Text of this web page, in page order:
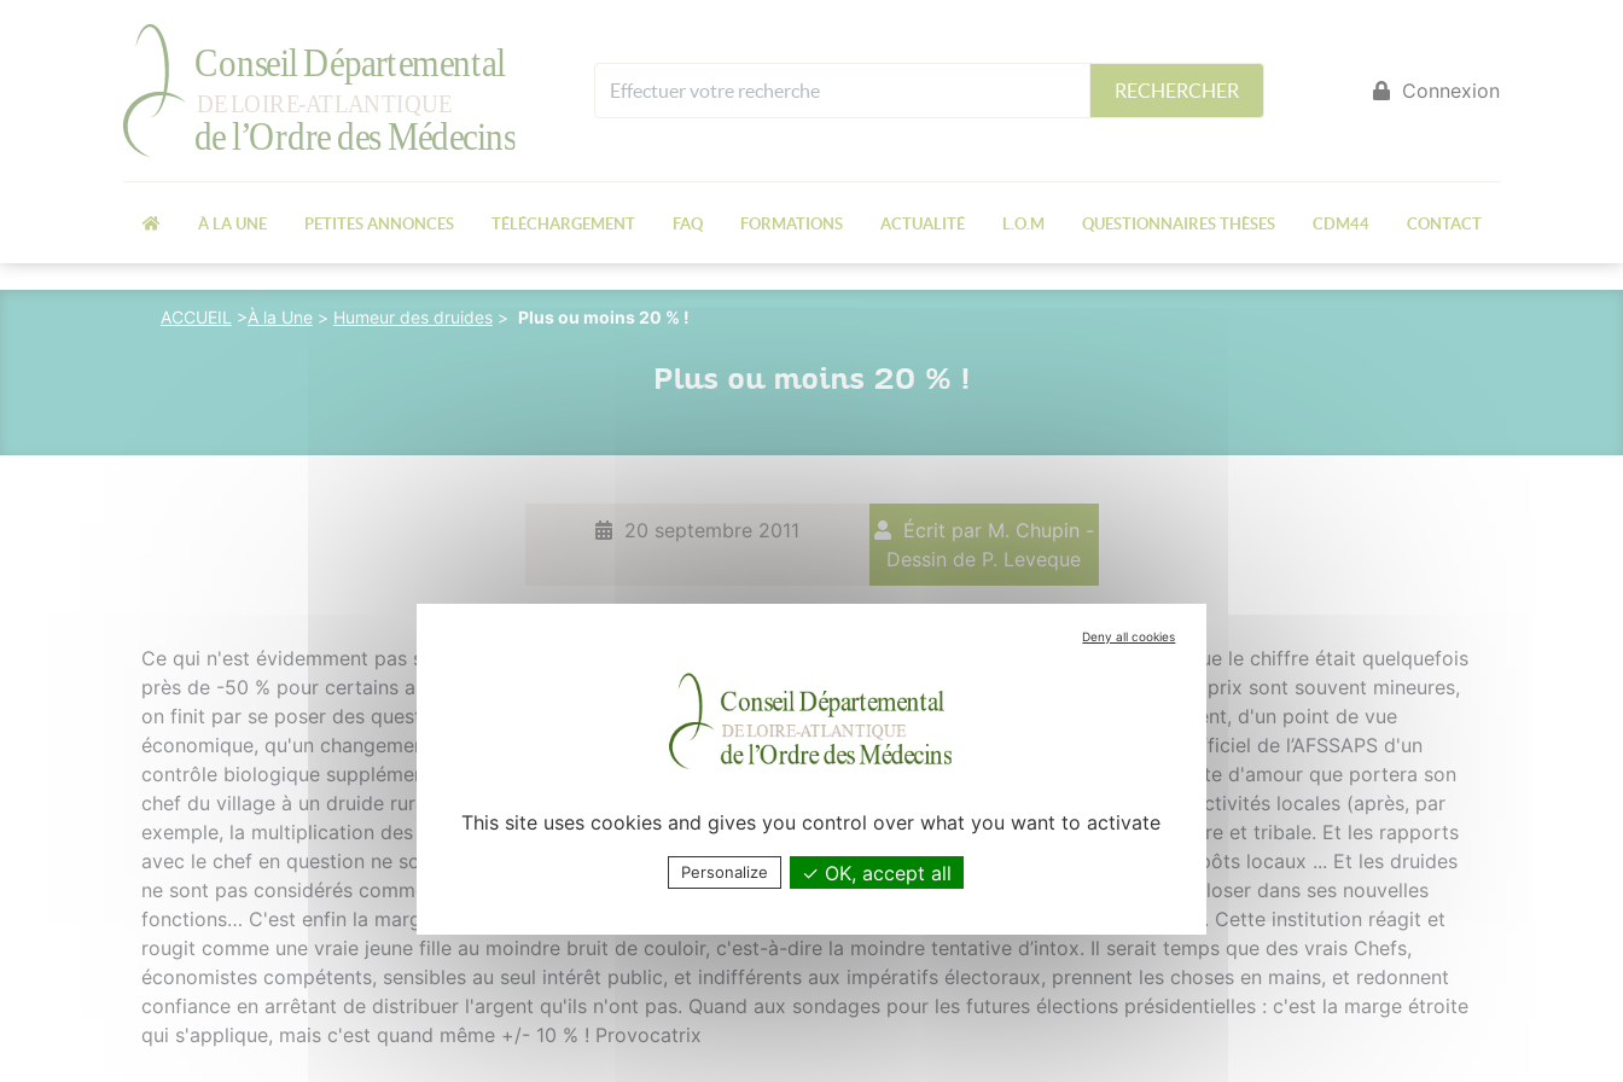
RECHERCHER Connexion
À LA UNE PETITES ANNONCES TÉLÉCHARGEMENT FAQ FORMATIONS ACTUALITÉ L.O.M QUESTIONNAIRES THÈSES CDM44 CONTACT
ACCUEIL >À la Une > Humeur des druides > Plus ou moins 20 % !
Plus ou moins 20 % !
20 septembre 2011
Écrit par M. Chupin -
Dessin de P. Leveque
Ce qui n'est évidemment pas sans faire peur pour certains produits (et récemment a même été émise l'hypothèse que le chiffre était quelquefois
près de -50 % pour certains antibiotiques injectables) ! Et quand on se rend compte, en plus, que les différences de prix sont souvent mineures,
on finit par se poser des questions. En tout cas, il serait souhaitable de revoir toute la réglementation. Il est incohérent, d'un point de vue
économique, qu'un changement de marque de lévothyroxine (quelques centimes d’euro) se traduise par le conseil officiel de l’AFSSAPS d'un
contrôle biologique supplémentaire (nettement plus cher) deux mois plus tard. C'est également la modulation de côte d'amour que portera son
chef du village à un druide rural, selon que ce dernier acceptera ou non de jouer au nouveau jeu à la mode des collectivités locales (après, par
exemple, la multiplication des ronds-points hors de prix), à savoir la création d'une maison druidique multidisciplinaire et tribale. Et les rapports
avec le chef en question ne sont pas innocents car, attention, il est également le président de la commission des impôts locaux ... Et les druides
ne sont pas considérés comme des pauvres ! Alors si, en plus, le chef est un tout récent retraité, qui cherche à s'exploser dans ses nouvelles
fonctions… C'est enfin la marge que l'on souhaiterait à la Bourse… actuellement, franchement nettement en dessous. Cette institution réagit et
rougit comme une vraie jeune fille au moindre bruit de couloir, c'est-à-dire la moindre tentative d’intox. Il serait temps que des vrais Chefs,
économistes compétents, sensibles au seul intérêt public, et indifférents aux impératifs électoraux, prennent les choses en mains, et redonnent
confiance en arrêtant de distribuer l'argent qu'ils n'ont pas. Quand aux sondages pour les futures élections présidentielles : c'est la marge étroite
qui s'applique, mais c'est quand même +/- 10 % ! Provocatrix
Deny all cookies
This site uses cookies and gives you control over what you want to activate
Personalize OK, accept all